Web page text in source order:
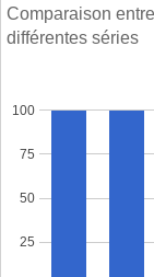
Comparaison
différentes séries
25
50
75
100